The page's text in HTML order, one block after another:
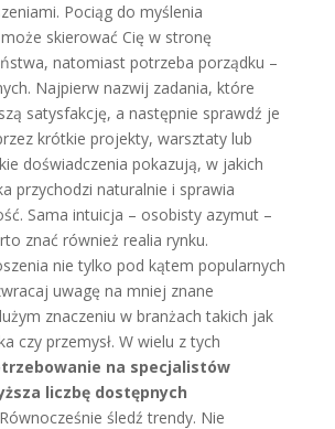
Pociąg do myślenia
skierować Cię w stronę
natomiast potrzeba porządku –
Najpierw nazwij zadania, które
satysfakcję, a następnie sprawdź je
krótkie projekty, warsztaty lub
doświadczenia pokazują, w jakich
przychodzi naturalnie i sprawia
Sama intuicja – osobisty azymut –
znać również realia rynku.
nie tylko pod kątem popularnych
uwagę na mniej znane
znaczeniu w branżach takich jak
czy przemysł. W wielu z tych
na specjalistów
liczbę dostępnych
Równocześnie śledź trendy. Nie